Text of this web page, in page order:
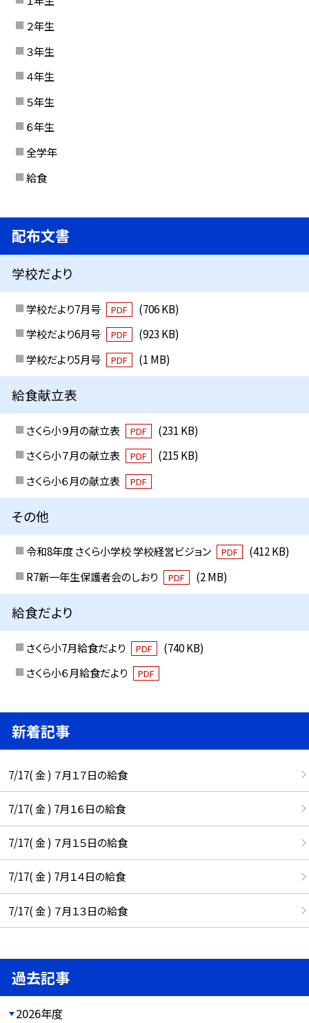
２年生
３年生
４年生
５年生
６年生
全学年
給食
配布文書
学校だより
学校だより7月号 PDF
(706 KB)
学校だより6月号
PDF
(923 KB)
学校だより5月号
PDF (1 MB)
給食献立表
さくら小９月の献立表 PDF
(231 KB)
さくら小７月の献立表
PDF
(215 KB)
さくら小６月の献立表
PDF
その他
令和8年度 さくら小学校 学校経営ビジョン PDF
(412 KB)
R7新一年生保護者会のしおり
PDF (2 MB)
給食だより
さくら小7月給食だより PDF
(740 KB)
さくら小６月給食だより
PDF
新着記事
7/17( 金 ) ７月１７日の給食
7/17( 金 ) 7月１６日の給食
7/17( 金 ) ７月１５日の給食
7/17( 金 ) 7月１４日の給食
7/17( 金 ) ７月１３日の給食
過去記事
2026年度